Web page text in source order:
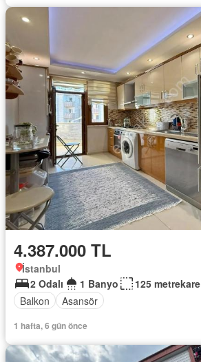
4.387.000 TL
İstanbul
2 Odalı
1 Banyo
125 metrekare
Balkon
Asansör
1 hafta, 6 gün önce